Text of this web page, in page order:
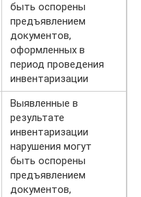
быть оспорены
предъявлением
документов,
оформленных в
период проведения
инвентаризации
Выявленные в
результате
инвентаризации
нарушения могут
быть оспорены
предъявлением
документов,